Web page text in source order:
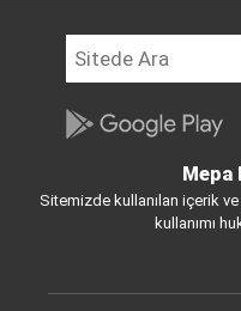
Mepa
Sitemizde kullanılan içerik
kullanımı